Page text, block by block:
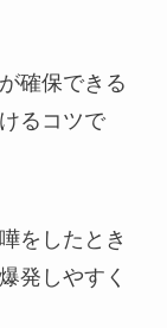
確保できる
るコツで
をしたとき
発しやすく